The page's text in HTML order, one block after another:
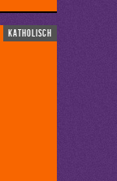
katholisch